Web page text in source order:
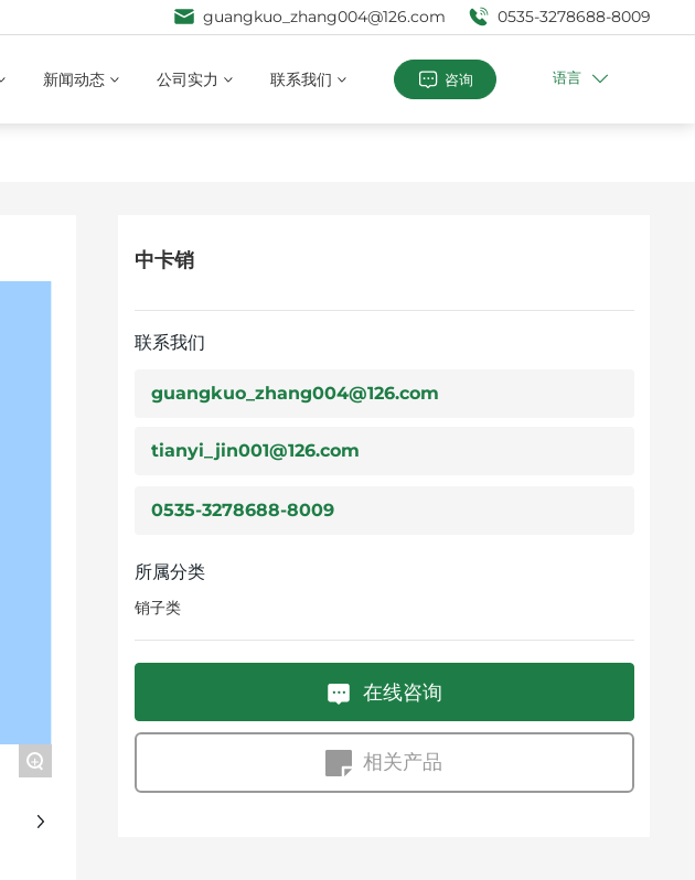
guangkuo_zhang004@126.com 0535-3278688-8009
新闻动态 公司实力 联系我们 咨询 语言
+
中卡销
联系我们
guangkuo_zhang004@126.com
tianyi_jin001@126.com
0535-3278688-8009
所属分类
销子类
在线咨询
相关产品